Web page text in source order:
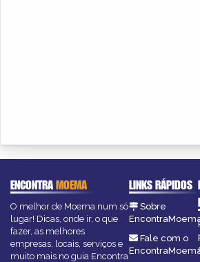
ENCONTRAMOEMA
O melhor de Moema num só
lugar! Dicas, onde ir, o que
fazer, as melhores
empresas, locais, serviços e
muito mais no guia Encontra
LINKS RÁPIDOS
Sobre
Fale com o